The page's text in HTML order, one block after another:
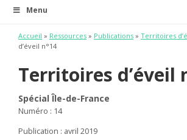
Menu
Accueil » Ressources » Publications » Territoires
d’éveil n°14
Territoires d’éveil
Spécial Île-de-France
Numéro : 14
Publication : avril 2019